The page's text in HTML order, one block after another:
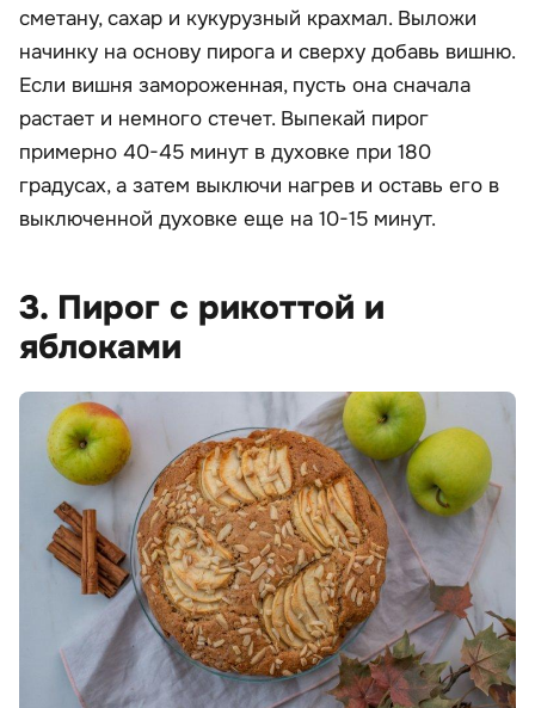
сметану, сахар и кукурузный крахмал. Выложи
начинку на основу пирога и сверху добавь вишню.
Если вишня замороженная, пусть она сначала
растает и немного стечет. Выпекай пирог
примерно 40-45 минут в духовке при 180
градусах, а затем выключи нагрев и оставь его в
выключенной духовке еще на 10-15 минут.
3. Пирог с рикоттой и
яблоками